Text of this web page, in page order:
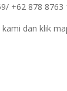
+62 878
dan klik